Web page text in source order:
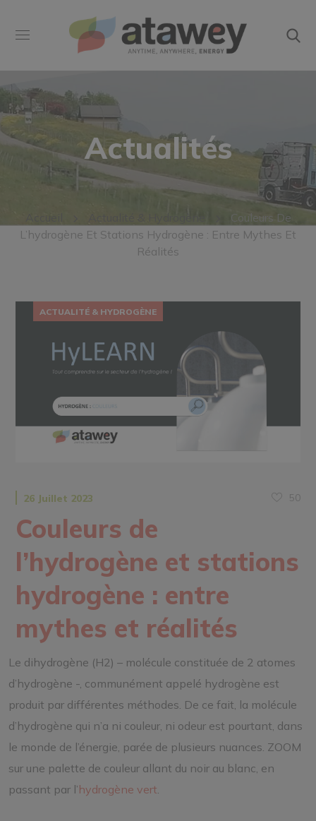
Actualités
Couleurs De
L’hydrogène Et Stations Hydrogène : Entre Mythes Et
Réalités
ACTUALITÉ & HYDROGÈNE
26 Juillet 2023 50
Couleurs de
l’hydrogène et stations
hydrogène : entre
mythes et réalités
Le dihydrogène (H2) – molécule constituée de 2 atomes
d’hydrogène -, communément appelé hydrogène est
produit par différentes méthodes. De ce fait, la molécule
d’hydrogène qui n’a ni couleur, ni odeur est pourtant, dans
le monde de l’énergie, parée de plusieurs nuances. ZOOM
sur une palette de couleur allant du noir au blanc, en
passant par l’hydrogène vert